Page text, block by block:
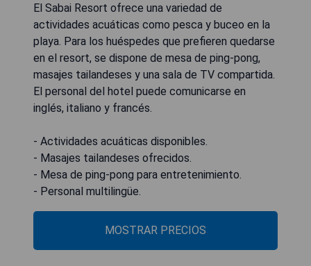
El Sabai Resort ofrece una variedad de
actividades acuáticas como pesca y buceo en la
playa. Para los huéspedes que prefieren quedarse
en el resort, se dispone de mesa de ping-pong,
masajes tailandeses y una sala de TV compartida.
El personal del hotel puede comunicarse en
inglés, italiano y francés.
- Actividades acuáticas disponibles.
- Masajes tailandeses ofrecidos.
- Mesa de ping-pong para entretenimiento.
- Personal multilingüe.
MOSTRAR PRECIOS